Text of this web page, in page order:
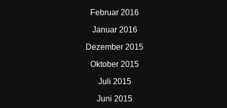
Februar 2016
Januar 2016
Dezember 2015
Oktober 2015
Juli 2015
Juni 2015